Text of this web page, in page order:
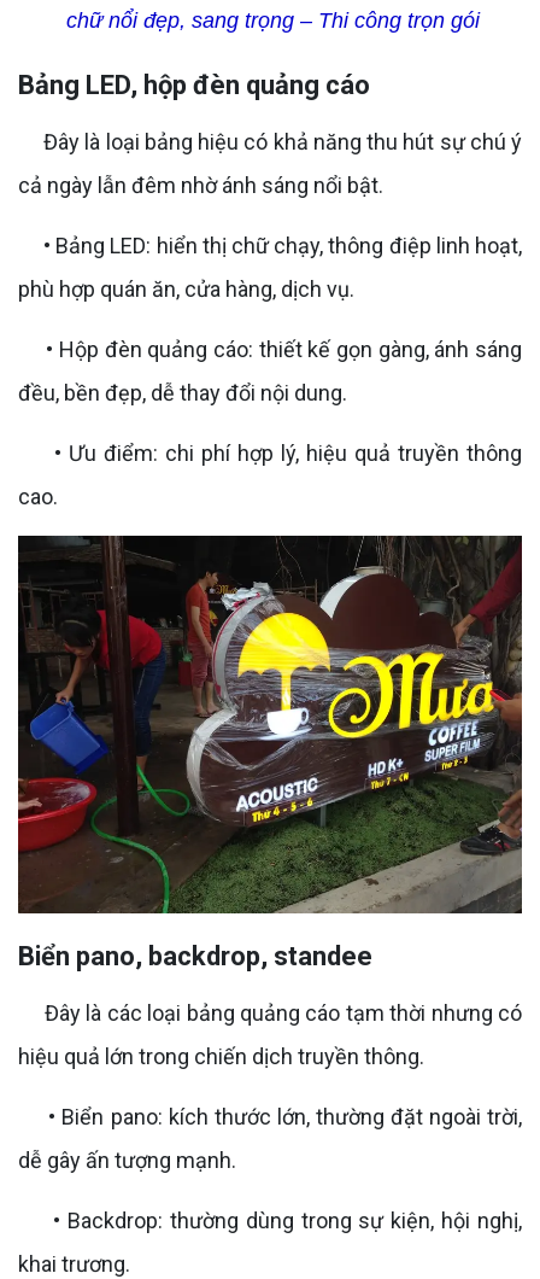
chữ nổi đẹp, sang trọng – Thi công trọn gói
Bảng LED, hộp đèn quảng cáo
Đây là loại bảng hiệu có khả năng thu hút sự chú ý
cả ngày lẫn đêm nhờ ánh sáng nổi bật.
• Bảng LED: hiển thị chữ chạy, thông điệp linh hoạt,
phù hợp quán ăn, cửa hàng, dịch vụ.
• Hộp đèn quảng cáo: thiết kế gọn gàng, ánh sáng
đều, bền đẹp, dễ thay đổi nội dung.
• Ưu điểm: chi phí hợp lý, hiệu quả truyền thông
cao.
Biển pano, backdrop, standee
Đây là các loại bảng quảng cáo tạm thời nhưng có
hiệu quả lớn trong chiến dịch truyền thông.
• Biển pano: kích thước lớn, thường đặt ngoài trời,
dễ gây ấn tượng mạnh.
• Backdrop: thường dùng trong sự kiện, hội nghị,
khai trương.